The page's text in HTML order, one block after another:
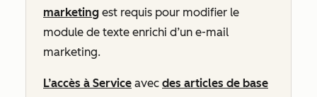
marketing est requis pour modifier le
module de texte enrichi d’un e-mail
marketing.
L’accès à Service avec des articles de base